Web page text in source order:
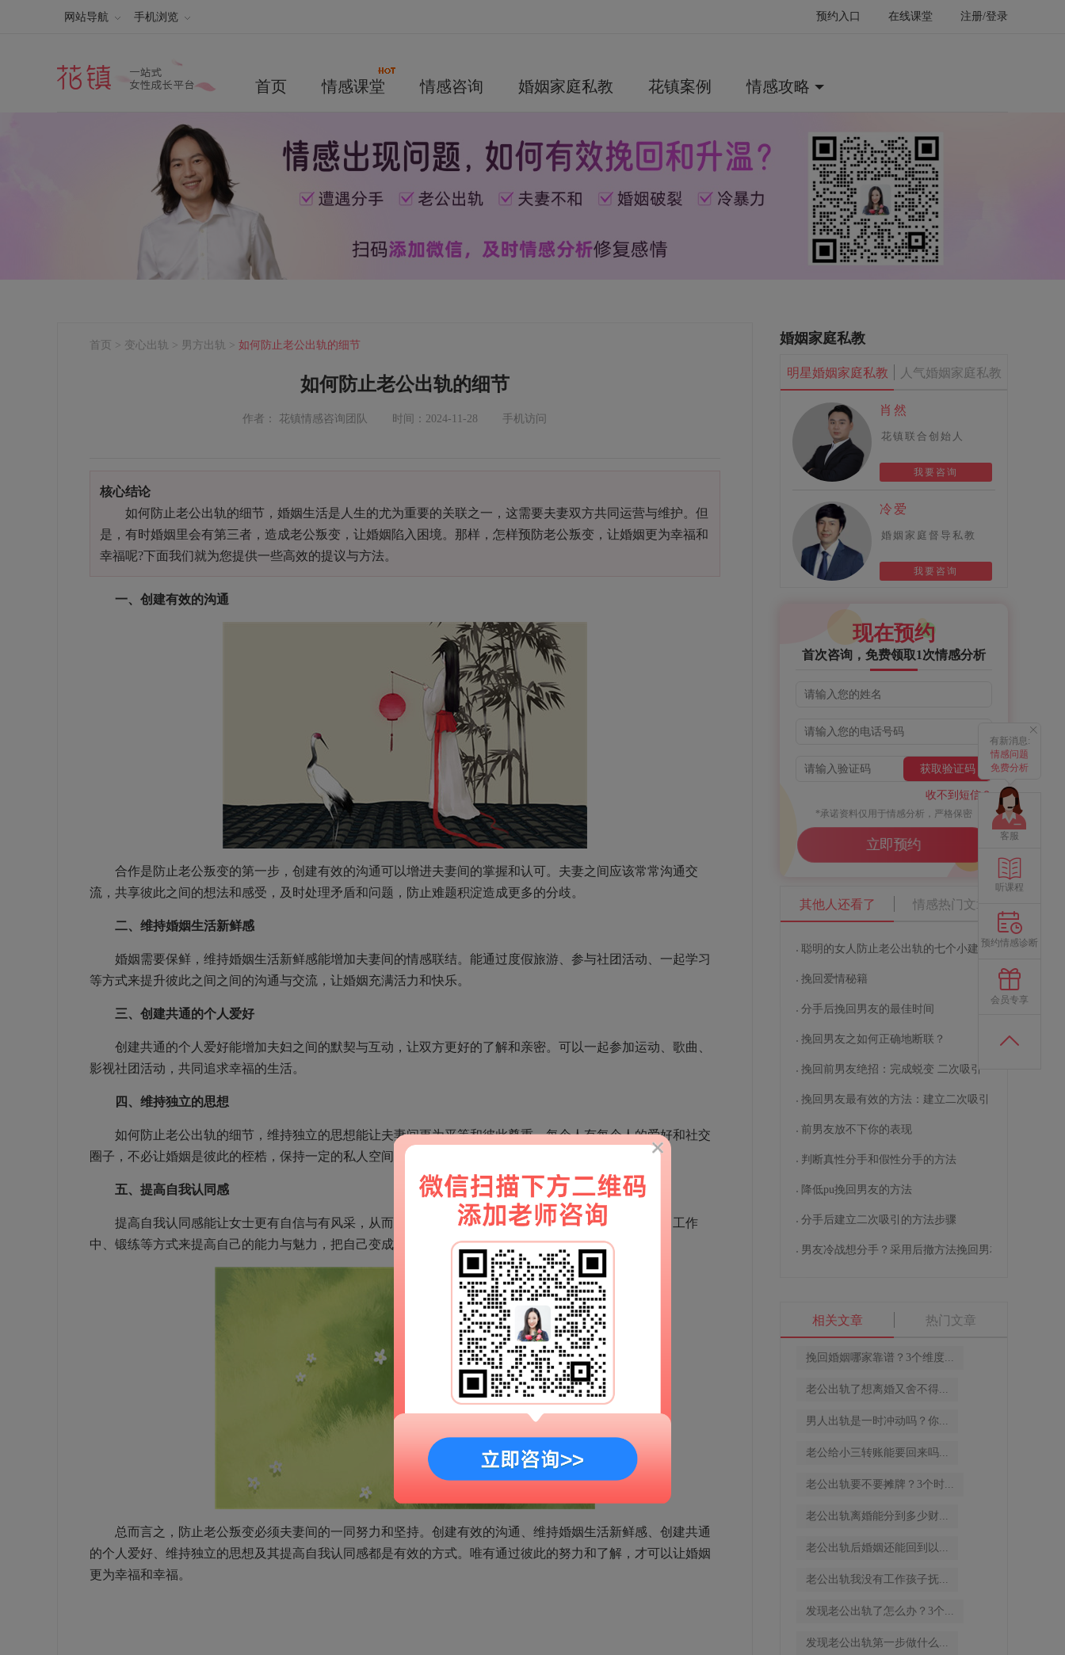
预约入口 在线课堂 注册/登录
网站导航 手机浏览
首页 情感课堂 情感咨询 婚姻家庭私教 花镇案例 情感攻略
首页 > 变心出轨 > 男方出轨 > 如何防止老公出轨的细节
如何防止老公出轨的细节
作者： 花镇情感咨询团队 时间：2024-11-28 手机访问
核心结论
如何防止老公出轨的细节，婚姻生活是人生的尤为重要的关联之一，这需要夫妻双方共同运营与维护。但
是，有时婚姻里会有第三者，造成老公叛变，让婚姻陷入困境。那样，怎样预防老公叛变，让婚姻更为幸福和
幸福呢?下面我们就为您提供一些高效的提议与方法。
一、创建有效的沟通
合作是防止老公叛变的第一步，创建有效的沟通可以增进夫妻间的掌握和认可。夫妻之间应该常常沟通交
流，共享彼此之间的想法和感受，及时处理矛盾和问题，防止难题积淀造成更多的分歧。
二、维持婚姻生活新鲜感
婚姻需要保鲜，维持婚姻生活新鲜感能增加夫妻间的情感联结。能通过度假旅游、参与社团活动、一起学习
等方式来提升彼此之间之间的沟通与交流，让婚姻充满活力和快乐。
三、创建共通的个人爱好
创建共通的个人爱好能增加夫妇之间的默契与互动，让双方更好的了解和亲密。可以一起参加运动、歌曲、
影视社团活动，共同追求幸福的生活。
四、维持独立的思想
如何防止老公出轨的细节，维持独立的思想能让夫妻间更为平等和彼此尊重。每个人有每个人的爱好和社交
圈子，不必让婚姻是彼此的桎梏，保持一定的私人空间能增加相互之间的可玩性和认可。
五、提高自我认同感
提高自我认同感能让女士更有自信与有风采，从而降低婚姻里发生第三者的概率。能通过学习培训、工作
中、锻练等方式来提高自己的能力与魅力，把自己变成老公的女神。
总而言之，防止老公叛变必须夫妻间的一同努力和坚持。创建有效的沟通、维持婚姻生活新鲜感、创建共通
的个人爱好、维持独立的思想及其提高自我认同感都是有效的方式。唯有通过彼此的努力和了解，才可以让婚姻
更为幸福和幸福。
婚姻家庭私教
明星婚姻家庭私教 人气婚姻家庭私教
肖然
花镇联合创始人
我要咨询
冷爱
婚姻家庭督导私教
我要咨询
现在预约
首次咨询，免费领取1次情感分析
获取验证码
收不到短信？
*承诺资料仅用于情感分析，严格保密
立即预约
其他人还看了 情感热门文章
聪明的女人防止老公出轨的七个小建议
挽回爱情秘籍
分手后挽回男友的最佳时间
挽回男友之如何正确地断联？
挽回前男友绝招：完成蜕变 二次吸引
挽回男友最有效的方法：建立二次吸引
前男友放不下你的表现
判断真性分手和假性分手的方法
降低pu挽回男友的方法
分手后建立二次吸引的方法步骤
男友冷战想分手？采用后撤方法挽回男友
相关文章 热门文章
挽回婚姻哪家靠谱？3个维度...
老公出轨了想离婚又舍不得...
男人出轨是一时冲动吗？你...
老公给小三转账能要回来吗...
老公出轨要不要摊牌？3个时...
老公出轨离婚能分到多少财...
老公出轨后婚姻还能回到以...
老公出轨我没有工作孩子抚...
发现老公出轨了怎么办？3个...
发现老公出轨第一步做什么...
有新消息:
情感问题
免费分析
客服
听课程
预约情感诊断
会员专享